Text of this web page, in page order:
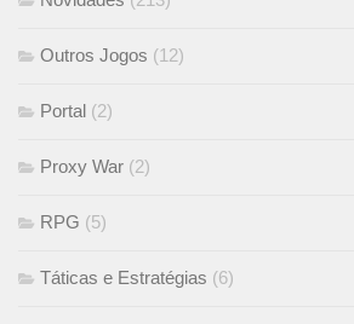
Outros Jogos (12)
Portal (2)
Proxy War (2)
RPG (5)
Táticas e Estratégias (6)